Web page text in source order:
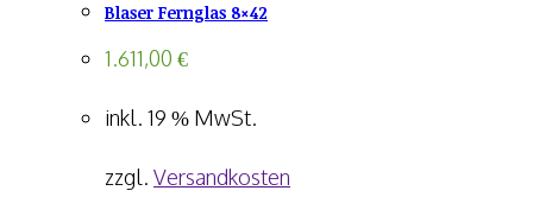
Blaser Fernglas 8×42
1.611,00 €
inkl. 19 % MwSt.
zzgl. Versandkosten